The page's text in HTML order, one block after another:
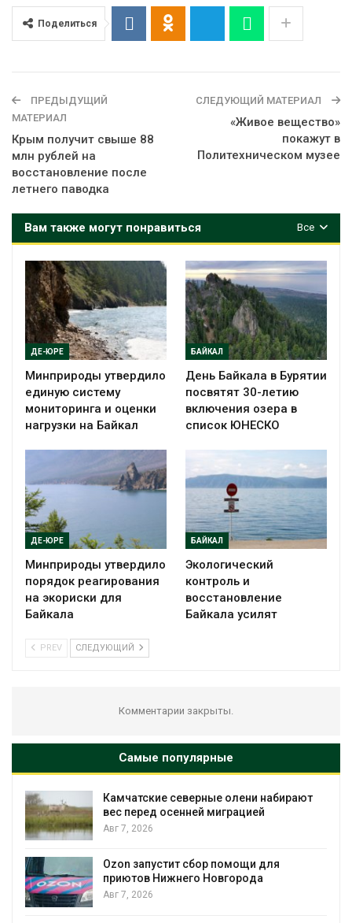
Поделиться
ПРЕДЫДУЩИЙ
МАТЕРИАЛ
Крым получит свыше 88
млн рублей на
восстановление после
летнего паводка
СЛЕДУЮЩИЙ МАТЕРИАЛ
«Живое вещество»
покажут в
Политехническом музее
Все
Вам также могут понравиться
ДЕ-ЮРЕ
Минприроды утвердило
единую систему
мониторинга и оценки
нагрузки на Байкал
БАЙКАЛ
День Байкала в Бурятии
посвятят 30-летию
включения озера в
список ЮНЕСКО
ДЕ-ЮРЕ
Минприроды утвердило
порядок реагирования
на экориски для
Байкала
БАЙКАЛ
Экологический
контроль и
восстановление
Байкала усилят
PREV СЛЕДУЮЩИЙ
Комментарии закрыты.
Самые популярные
Камчатские северные олени набирают
вес перед осенней миграцией
Авг 7, 2026
Ozon запустит сбор помощи для
приютов Нижнего Новгорода
Авг 7, 2026